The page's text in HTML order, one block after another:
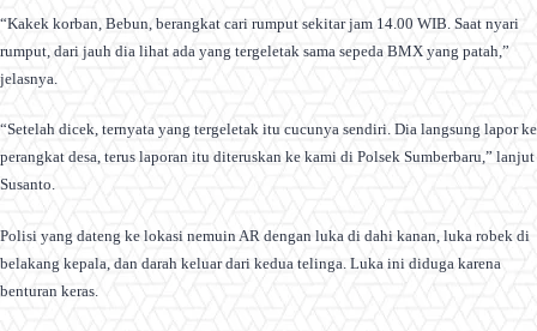
“Kakek korban, Bebun, berangkat cari rumput sekitar jam 14.00 WIB. Saat nyari
rumput, dari jauh dia lihat ada yang tergeletak sama sepeda BMX yang patah,”
jelasnya.
“Setelah dicek, ternyata yang tergeletak itu cucunya sendiri. Dia langsung lapor ke
perangkat desa, terus laporan itu diteruskan ke kami di Polsek Sumberbaru,” lanjut
Susanto.
Polisi yang dateng ke lokasi nemuin AR dengan luka di dahi kanan, luka robek di
belakang kepala, dan darah keluar dari kedua telinga. Luka ini diduga karena
benturan keras.